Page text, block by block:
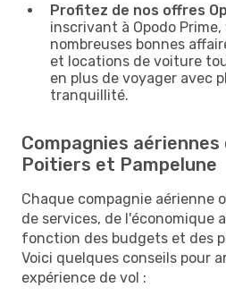
Profitez de nos offres
inscrivant à Opodo
nombreuses bonnes
et locations de voiture
en plus de voyager avec
tranquillité.
Compagnies
Poitiers et Pampelune
Chaque compagnie aérienne
de services, de l'économique
fonction des budgets et des
Voici quelques conseils pour
expérience de vol :